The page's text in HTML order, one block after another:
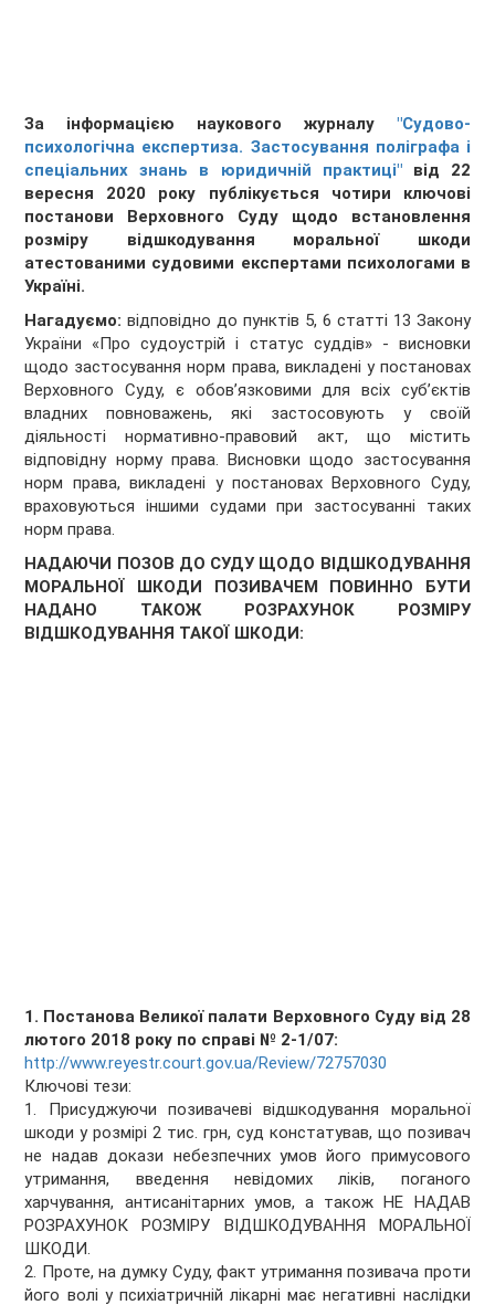
За інформацією наукового журналу "Судово-
психологічна експертиза. Застосування поліграфа і
спеціальних знань в юридичній практиці"від 22
вересня 2020 року публікується чотири ключові
постанови Верховного Суду щодо встановлення
розміру відшкодування моральної шкоди
атестованими судовими експертами психологами в
Україні.
Нагадуємо: відповідно до пунктів 5, 6 статті 13 Закону
України «Про судоустрій і статус суддів» - висновки
щодо застосування норм права, викладені у постановах
Верховного Суду, є обов’язковими для всіх суб’єктів
владних повноважень, які застосовують у своїй
діяльності нормативно-правовий акт, що містить
відповідну норму права. Висновки щодо застосування
норм права, викладені у постановах Верховного Суду,
враховуються іншими судами при застосуванні таких
норм права.
НАДАЮЧИ ПОЗОВ ДО СУДУ ЩОДО ВІДШКОДУВАННЯ
МОРАЛЬНОЇ ШКОДИ ПОЗИВАЧЕМ ПОВИННО БУТИ
НАДАНО ТАКОЖ РОЗРАХУНОК РОЗМІРУ
ВІДШКОДУВАННЯ ТАКОЇ ШКОДИ:
1. Постанова Великої палати Верховного Суду від 28
лютого 2018 року по справі № 2-1/07:
http://www.reyestr.court.gov.ua/Review/72757030
Ключові тези:
1. Присуджуючи позивачеві відшкодування моральної
шкоди у розмірі 2 тис. грн, суд констатував, що позивач
не надав докази небезпечних умов його примусового
утримання, введення невідомих ліків, поганого
харчування, антисанітарних умов, а також НЕ НАДАВ
РОЗРАХУНОК РОЗМІРУ ВІДШКОДУВАННЯ МОРАЛЬНОЇ
ШКОДИ.
2. Проте, на думку Суду, факт утримання позивача проти
його волі у психіатричній лікарні має негативні наслідки